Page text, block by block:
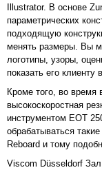
Illustrator. В основе
параметрических
подходящую
менять размеры. Вы
логотипы, узоры,
показать его
Кроме того, во время
высокоскоростная
инструментом EOT
обрабатываться
Reboard и тому
Viscom Düsseldorf